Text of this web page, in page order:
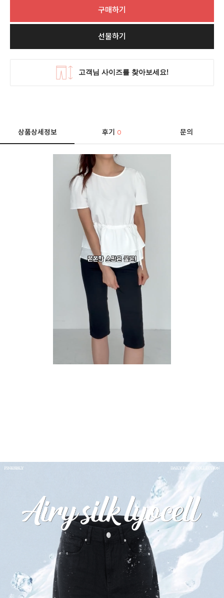
구매하기
선물하기
상품상세정보 후기0 문의